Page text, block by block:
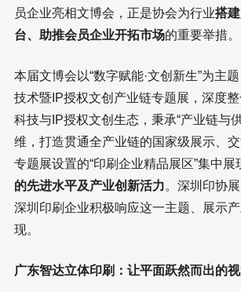
员企业亮相文博会，正是协会为行业搭
台、助推会员企业开拓市场的重要举措。
本届文博会以“数字赋能·文创新生”为主
技术暨IP授权文创产业链专题展，深度
科技与IP授权文创生态，秉承“产业链与
维，打造贯通全产业链的国家级展示、交
专题展设置的“印刷企业精品展区”集中展
的先进水平及产业创新活力。深圳印协
深圳印刷企业积极响应这一主题、展示
现。
广东智达立体印刷：让平面跃然而出的